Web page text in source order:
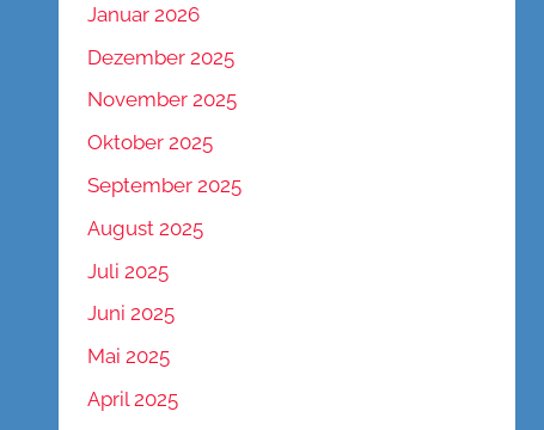
Januar 2026
Dezember 2025
November 2025
Oktober 2025
September 2025
August 2025
Juli 2025
Juni 2025
Mai 2025
April 2025